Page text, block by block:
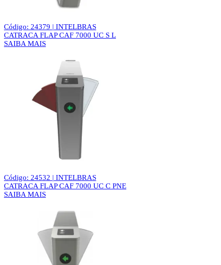
Código: 24379 | INTELBRAS
CATRACA FLAP CAF 7000 UC S L
SAIBA MAIS
Código: 24532 | INTELBRAS
CATRACA FLAP CAF 7000 UC C PNE
SAIBA MAIS